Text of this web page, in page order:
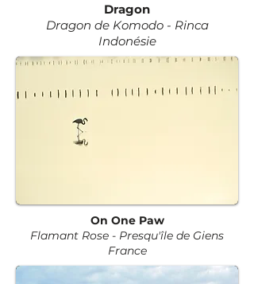
Dragon
Dragon de Komodo - Rinca
Indonésie
On One Paw
Flamant Rose - Presqu'île de Giens
France